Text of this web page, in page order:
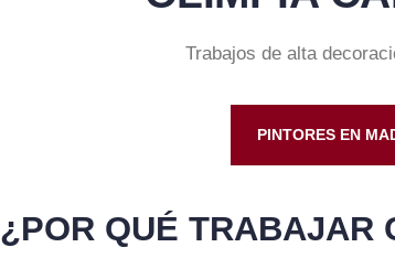
Trabajos de alta
PINTORES EN
¿POR QUÉ TRABAJAR